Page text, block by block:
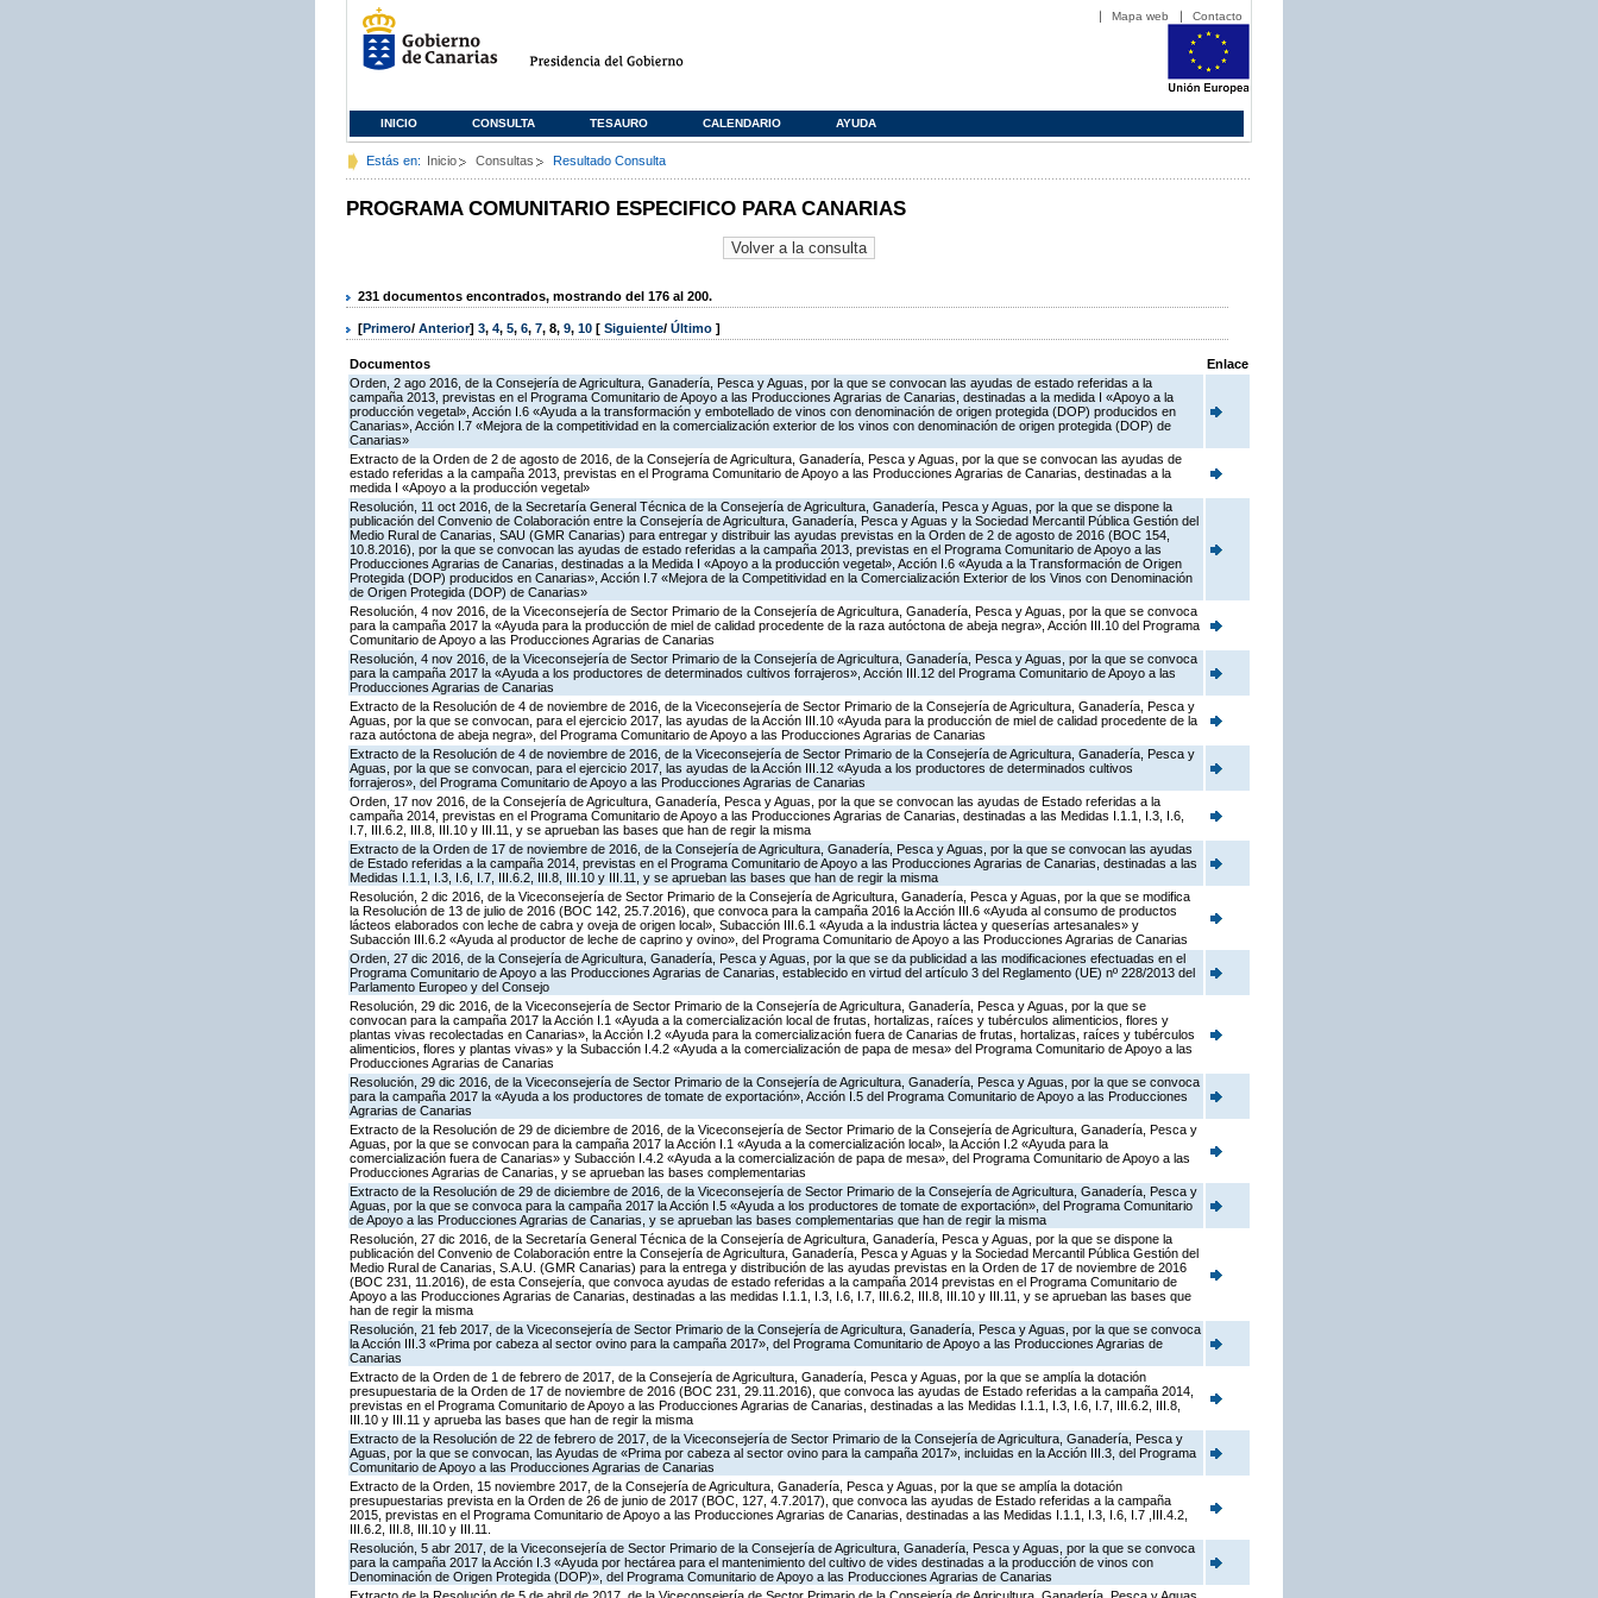
Mapa web Contacto
INICIO CONSULTA TESAURO CALENDARIO AYUDA
Estás en: Inicio Consultas Resultado Consulta
PROGRAMA COMUNITARIO ESPECIFICO PARA CANARIAS
231 documentos encontrados, mostrando del 176 al 200.
[Primero/ Anterior] 3, 4, 5, 6, 7, 8, 9, 10 [ Siguiente/ Último ]
Documentos
Enlace
Orden, 2 ago 2016, de la Consejería de Agricultura, Ganadería, Pesca y Aguas, por la que se convocan las ayudas de estado referidas a la
campaña 2013, previstas en el Programa Comunitario de Apoyo a las Producciones Agrarias de Canarias, destinadas a la medida I «Apoyo a la
producción vegetal», Acción I.6 «Ayuda a la transformación y embotellado de vinos con denominación de origen protegida (DOP) producidos en
Canarias», Acción I.7 «Mejora de la competitividad en la comercialización exterior de los vinos con denominación de origen protegida (DOP) de
Canarias»
Extracto de la Orden de 2 de agosto de 2016, de la Consejería de Agricultura, Ganadería, Pesca y Aguas, por la que se convocan las ayudas de
estado referidas a la campaña 2013, previstas en el Programa Comunitario de Apoyo a las Producciones Agrarias de Canarias, destinadas a la
medida I «Apoyo a la producción vegetal»
Resolución, 11 oct 2016, de la Secretaría General Técnica de la Consejería de Agricultura, Ganadería, Pesca y Aguas, por la que se dispone la
publicación del Convenio de Colaboración entre la Consejería de Agricultura, Ganadería, Pesca y Aguas y la Sociedad Mercantil Pública Gestión del
Medio Rural de Canarias, SAU (GMR Canarias) para entregar y distribuir las ayudas previstas en la Orden de 2 de agosto de 2016 (BOC 154,
10.8.2016), por la que se convocan las ayudas de estado referidas a la campaña 2013, previstas en el Programa Comunitario de Apoyo a las
Producciones Agrarias de Canarias, destinadas a la Medida I «Apoyo a la producción vegetal», Acción I.6 «Ayuda a la Transformación de Origen
Protegida (DOP) producidos en Canarias», Acción I.7 «Mejora de la Competitividad en la Comercialización Exterior de los Vinos con Denominación
de Origen Protegida (DOP) de Canarias»
Resolución, 4 nov 2016, de la Viceconsejería de Sector Primario de la Consejería de Agricultura, Ganadería, Pesca y Aguas, por la que se convoca
para la campaña 2017 la «Ayuda para la producción de miel de calidad procedente de la raza autóctona de abeja negra», Acción III.10 del Programa
Comunitario de Apoyo a las Producciones Agrarias de Canarias
Resolución, 4 nov 2016, de la Viceconsejería de Sector Primario de la Consejería de Agricultura, Ganadería, Pesca y Aguas, por la que se convoca
para la campaña 2017 la «Ayuda a los productores de determinados cultivos forrajeros», Acción III.12 del Programa Comunitario de Apoyo a las
Producciones Agrarias de Canarias
Extracto de la Resolución de 4 de noviembre de 2016, de la Viceconsejería de Sector Primario de la Consejería de Agricultura, Ganadería, Pesca y
Aguas, por la que se convocan, para el ejercicio 2017, las ayudas de la Acción III.10 «Ayuda para la producción de miel de calidad procedente de la
raza autóctona de abeja negra», del Programa Comunitario de Apoyo a las Producciones Agrarias de Canarias
Extracto de la Resolución de 4 de noviembre de 2016, de la Viceconsejería de Sector Primario de la Consejería de Agricultura, Ganadería, Pesca y
Aguas, por la que se convocan, para el ejercicio 2017, las ayudas de la Acción III.12 «Ayuda a los productores de determinados cultivos
forrajeros», del Programa Comunitario de Apoyo a las Producciones Agrarias de Canarias
Orden, 17 nov 2016, de la Consejería de Agricultura, Ganadería, Pesca y Aguas, por la que se convocan las ayudas de Estado referidas a la
campaña 2014, previstas en el Programa Comunitario de Apoyo a las Producciones Agrarias de Canarias, destinadas a las Medidas I.1.1, I.3, I.6,
I.7, III.6.2, III.8, III.10 y III.11, y se aprueban las bases que han de regir la misma
Extracto de la Orden de 17 de noviembre de 2016, de la Consejería de Agricultura, Ganadería, Pesca y Aguas, por la que se convocan las ayudas
de Estado referidas a la campaña 2014, previstas en el Programa Comunitario de Apoyo a las Producciones Agrarias de Canarias, destinadas a las
Medidas I.1.1, I.3, I.6, I.7, III.6.2, III.8, III.10 y III.11, y se aprueban las bases que han de regir la misma
Resolución, 2 dic 2016, de la Viceconsejería de Sector Primario de la Consejería de Agricultura, Ganadería, Pesca y Aguas, por la que se modifica
la Resolución de 13 de julio de 2016 (BOC 142, 25.7.2016), que convoca para la campaña 2016 la Acción III.6 «Ayuda al consumo de productos
lácteos elaborados con leche de cabra y oveja de origen local», Subacción III.6.1 «Ayuda a la industria láctea y queserías artesanales» y
Subacción III.6.2 «Ayuda al productor de leche de caprino y ovino», del Programa Comunitario de Apoyo a las Producciones Agrarias de Canarias
Orden, 27 dic 2016, de la Consejería de Agricultura, Ganadería, Pesca y Aguas, por la que se da publicidad a las modificaciones efectuadas en el
Programa Comunitario de Apoyo a las Producciones Agrarias de Canarias, establecido en virtud del artículo 3 del Reglamento (UE) nº 228/2013 del
Parlamento Europeo y del Consejo
Resolución, 29 dic 2016, de la Viceconsejería de Sector Primario de la Consejería de Agricultura, Ganadería, Pesca y Aguas, por la que se
convocan para la campaña 2017 la Acción I.1 «Ayuda a la comercialización local de frutas, hortalizas, raíces y tubérculos alimenticios, flores y
plantas vivas recolectadas en Canarias», la Acción I.2 «Ayuda para la comercialización fuera de Canarias de frutas, hortalizas, raíces y tubérculos
alimenticios, flores y plantas vivas» y la Subacción I.4.2 «Ayuda a la comercialización de papa de mesa» del Programa Comunitario de Apoyo a las
Producciones Agrarias de Canarias
Resolución, 29 dic 2016, de la Viceconsejería de Sector Primario de la Consejería de Agricultura, Ganadería, Pesca y Aguas, por la que se convoca
para la campaña 2017 la «Ayuda a los productores de tomate de exportación», Acción I.5 del Programa Comunitario de Apoyo a las Producciones
Agrarias de Canarias
Extracto de la Resolución de 29 de diciembre de 2016, de la Viceconsejería de Sector Primario de la Consejería de Agricultura, Ganadería, Pesca y
Aguas, por la que se convocan para la campaña 2017 la Acción I.1 «Ayuda a la comercialización local», la Acción I.2 «Ayuda para la
comercialización fuera de Canarias» y Subacción I.4.2 «Ayuda a la comercialización de papa de mesa», del Programa Comunitario de Apoyo a las
Producciones Agrarias de Canarias, y se aprueban las bases complementarias
Extracto de la Resolución de 29 de diciembre de 2016, de la Viceconsejería de Sector Primario de la Consejería de Agricultura, Ganadería, Pesca y
Aguas, por la que se convoca para la campaña 2017 la Acción I.5 «Ayuda a los productores de tomate de exportación», del Programa Comunitario
de Apoyo a las Producciones Agrarias de Canarias, y se aprueban las bases complementarias que han de regir la misma
Resolución, 27 dic 2016, de la Secretaría General Técnica de la Consejería de Agricultura, Ganadería, Pesca y Aguas, por la que se dispone la
publicación del Convenio de Colaboración entre la Consejería de Agricultura, Ganadería, Pesca y Aguas y la Sociedad Mercantil Pública Gestión del
Medio Rural de Canarias, S.A.U. (GMR Canarias) para la entrega y distribución de las ayudas previstas en la Orden de 17 de noviembre de 2016
(BOC 231, 11.2016), de esta Consejería, que convoca ayudas de estado referidas a la campaña 2014 previstas en el Programa Comunitario de
Apoyo a las Producciones Agrarias de Canarias, destinadas a las medidas I.1.1, I.3, I.6, I.7, III.6.2, III.8, III.10 y III.11, y se aprueban las bases que
han de regir la misma
Resolución, 21 feb 2017, de la Viceconsejería de Sector Primario de la Consejería de Agricultura, Ganadería, Pesca y Aguas, por la que se convoca
la Acción III.3 «Prima por cabeza al sector ovino para la campaña 2017», del Programa Comunitario de Apoyo a las Producciones Agrarias de
Canarias
Extracto de la Orden de 1 de febrero de 2017, de la Consejería de Agricultura, Ganadería, Pesca y Aguas, por la que se amplía la dotación
presupuestaria de la Orden de 17 de noviembre de 2016 (BOC 231, 29.11.2016), que convoca las ayudas de Estado referidas a la campaña 2014,
previstas en el Programa Comunitario de Apoyo a las Producciones Agrarias de Canarias, destinadas a las Medidas I.1.1, I.3, I.6, I.7, III.6.2, III.8,
III.10 y III.11 y aprueba las bases que han de regir la misma
Extracto de la Resolución de 22 de febrero de 2017, de la Viceconsejería de Sector Primario de la Consejería de Agricultura, Ganadería, Pesca y
Aguas, por la que se convocan, las Ayudas de «Prima por cabeza al sector ovino para la campaña 2017», incluidas en la Acción III.3, del Programa
Comunitario de Apoyo a las Producciones Agrarias de Canarias
Extracto de la Orden, 15 noviembre 2017, de la Consejería de Agricultura, Ganadería, Pesca y Aguas, por la que se amplía la dotación
presupuestarias prevista en la Orden de 26 de junio de 2017 (BOC, 127, 4.7.2017), que convoca las ayudas de Estado referidas a la campaña
2015, previstas en el Programa Comunitario de Apoyo a las Producciones Agrarias de Canarias, destinadas a las Medidas I.1.1, I.3, I.6, I.7 ,III.4.2,
III.6.2, III.8, III.10 y III.11.
Resolución, 5 abr 2017, de la Viceconsejería de Sector Primario de la Consejería de Agricultura, Ganadería, Pesca y Aguas, por la que se convoca
para la campaña 2017 la Acción I.3 «Ayuda por hectárea para el mantenimiento del cultivo de vides destinadas a la producción de vinos con
Denominación de Origen Protegida (DOP)», del Programa Comunitario de Apoyo a las Producciones Agrarias de Canarias